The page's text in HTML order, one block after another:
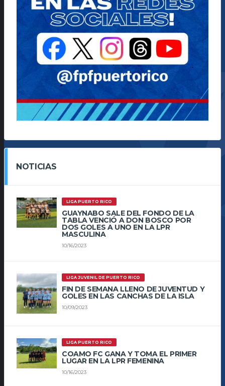
NOTICIAS
LIGA PUERTO RICO
GUAYNABO SALE DEL FONDO DE LA
TABLA VENCIÓ A DON BOSCO POR
DOS GOLES A UNO EN LA LPR
MASCULINA
10/16/2023
LIGA JUVENIL DE PUERTO RICO
FIN DE SEMANA LLENO DE JUVENTUD Y
GOLES EN LAS CANCHAS DE LA ISLA
10/09/2023
LIGA PUERTO RICO
COAMO FC GANA Y TOMA EL PRIMER
LUGAR EN LA LPR FEMENINA
10/16/2023